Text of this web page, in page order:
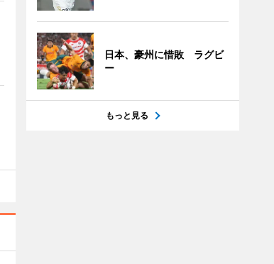
日本、豪州に惜敗 ラグビ
ー
もっと見る